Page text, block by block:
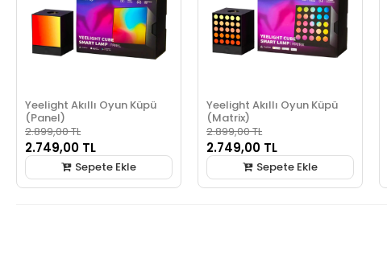
Yeelight Akıllı Oyun Küpü
(Panel)
2.899,00 TL
2.749,00 TL
Sepete Ekle
Yeelight Akıllı Oyun Küpü
(Matrix)
2.899,00 TL
2.749,00 TL
Sepete Ekle